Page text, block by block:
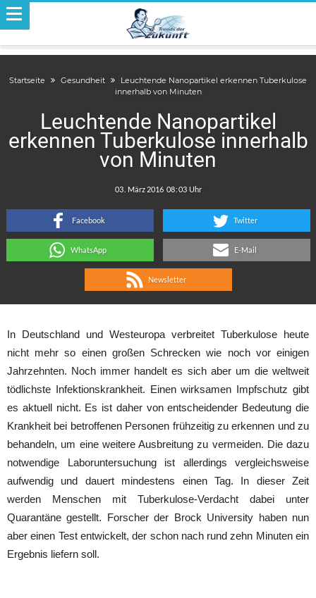
Startseite Gesundheit
Leuchtende Nanopartikel erkennen Tuberkulose
innerhalb von Minuten
Leuchtende Nanopartikel
erkennen Tuberkulose innerhalb
von Minuten
:
Facebook Twitter
WhatsApp E-Mail
Newsletter
In Deutschland und Westeuropa verbreitet Tuberkulose heute
nicht mehr so einen großen Schrecken wie noch vor einigen
Jahrzehnten. Noch immer handelt es sich aber um die weltweit
tödlichste Infektionskrankheit. Einen wirksamen Impfschutz gibt
es aktuell nicht. Es ist daher von entscheidender Bedeutung die
Krankheit bei betroffenen Personen frühzeitig zu erkennen und zu
behandeln, um eine weitere Ausbreitung zu vermeiden. Die dazu
notwendige Laboruntersuchung ist allerdings vergleichsweise
aufwendig und dauert mindestens einen Tag. In dieser Zeit
werden Menschen mit Tuberkulose-Verdacht dabei unter
Quarantäne gestellt. Forscher der Brock University haben nun
aber einen Test entwickelt, der schon nach rund zehn Minuten ein
Ergebnis liefern soll.